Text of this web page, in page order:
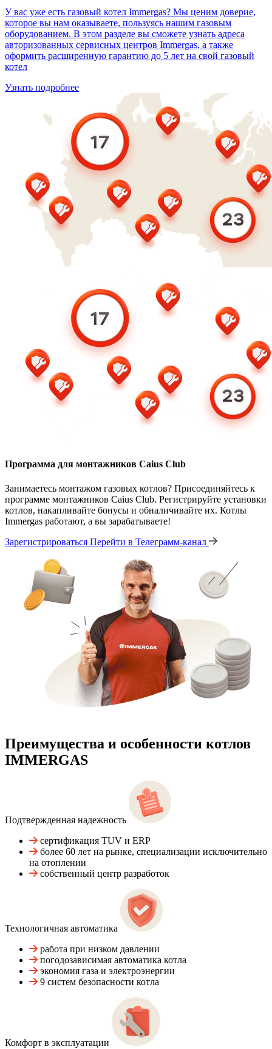
У вас уже есть газовый котел Immergas? Мы ценим доверие,
которое вы нам оказываете, пользуясь нашим газовым
оборудованием. В этом разделе вы сможете узнать адреса
авторизованных сервисных центров Immergas, а также
оформить расширенную гарантию до 5 лет на свой газовый
котел
Узнать подробнее
Программа для монтажников Caius Club
Занимаетесь монтажом газовых котлов? Присоединяйтесь к
программе монтажников Caius Club. Регистрируйте установки
котлов, накапливайте бонусы и обналичивайте их. Котлы
Immergas работают, а вы зарабатываете!
Зарегистрироваться Перейти в Телеграмм-канал
Преимущества и особенности котлов
IMMERGAS
Подтвержденная надежность
сертификация TUV и ERP
более 60 лет на рынке, специализации исключительно
на отоплении
собственный центр разработок
Технологичная автоматика
работа при низком давлении
погодозависимая автоматика котла
экономия газа и электроэнергии
9 систем безопасности котла
Комфорт в эксплуатации